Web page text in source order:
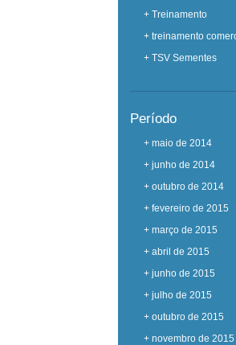
+ Treinamento
+ treinamento
+ TSV Sementes
Período
+ maio de 2014
+ junho de 2014
+ outubro de 2014
+ fevereiro de 2015
+ março de 2015
+ abril de 2015
+ junho de 2015
+ julho de 2015
+ outubro de 2015
+ novembro de 2015